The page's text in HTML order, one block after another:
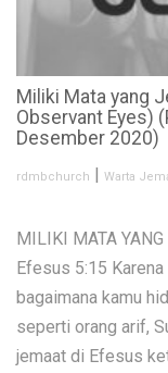
Miliki Mata yang
Observant Eyes)
Desember 2020)
rdmbchurch | Warta
MILIKI MATA YANG
Efesus 5:15
bagaimana kamu
seperti orang arif,
jemaat di Efesus